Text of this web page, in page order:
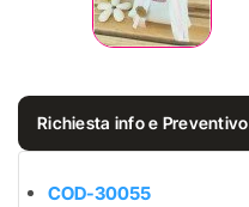
Richiesta info e Preventivo
COD-30055